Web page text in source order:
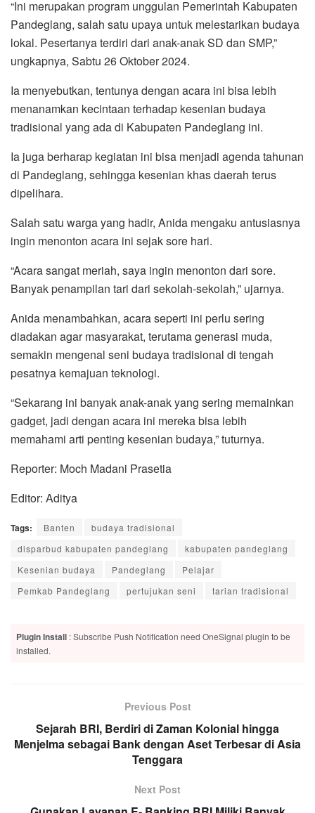
“Ini merupakan program unggulan Pemerintah Kabupaten
Pandeglang, salah satu upaya untuk melestarikan budaya
lokal. Pesertanya terdiri dari anak-anak SD dan SMP,”
ungkapnya, Sabtu 26 Oktober 2024.
Ia menyebutkan, tentunya dengan acara ini bisa lebih
menanamkan kecintaan terhadap kesenian budaya
tradisional yang ada di Kabupaten Pandeglang ini.
Ia juga berharap kegiatan ini bisa menjadi agenda tahunan
di Pandeglang, sehingga kesenian khas daerah terus
dipelihara.
Salah satu warga yang hadir, Anida mengaku antusiasnya
ingin menonton acara ini sejak sore hari.
“Acara sangat meriah, saya ingin menonton dari sore.
Banyak penampilan tari dari sekolah-sekolah,” ujarnya.
Anida menambahkan, acara seperti ini perlu sering
diadakan agar masyarakat, terutama generasi muda,
semakin mengenal seni budaya tradisional di tengah
pesatnya kemajuan teknologi.
“Sekarang ini banyak anak-anak yang sering memainkan
gadget, jadi dengan acara ini mereka bisa lebih
memahami arti penting kesenian budaya,” tuturnya.
Reporter: Moch Madani Prasetia
Editor: Aditya
Tags: Banten
budaya tradisional
disparbud kabupaten pandeglang
kabupaten pandeglang
Kesenian budaya
Pandeglang
Pelajar
Pemkab Pandeglang
pertujukan seni tarian tradisional
Plugin Install : Subscribe Push Notification need OneSignal plugin to be
installed.
Previous Post
Sejarah BRI, Berdiri di Zaman Kolonial hingga
Menjelma sebagai Bank dengan Aset Terbesar di Asia
Tenggara
Next Post